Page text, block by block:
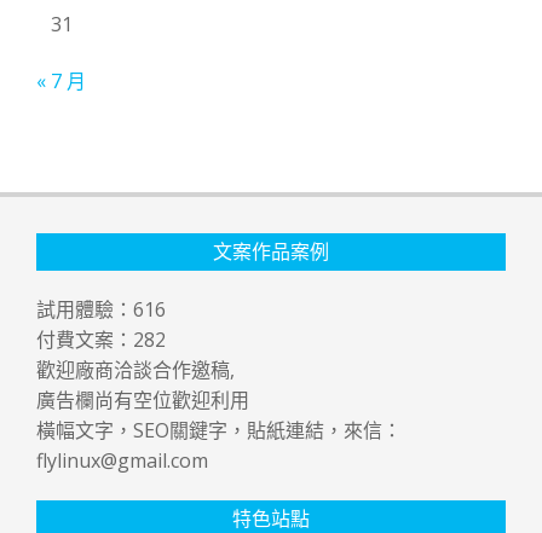
31
« 7 月
文案作品案例
試用體驗： 616
付費文案： 282
歡迎廠商洽談合作邀稿,
廣告欄尚有空位歡迎利用
橫幅文字，SEO關鍵字，貼紙連結，來信：
flylinux@gmail.com
特色站點